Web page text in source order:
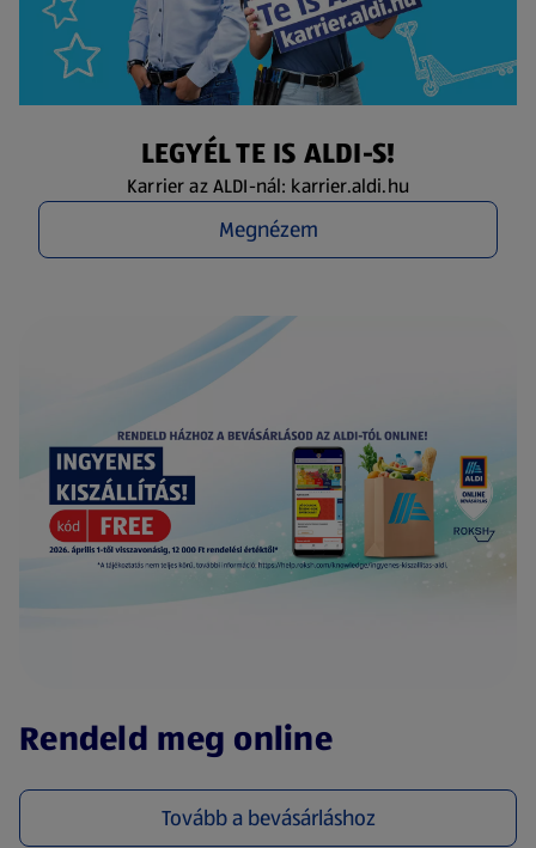
LEGYÉL TE IS ALDI-S!
Karrier az ALDI-nál: karrier.aldi.hu
Megnézem
Rendeld meg online
Tovább a bevásárláshoz
(új oldalon nyílik meg)